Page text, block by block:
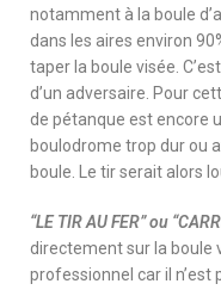
notamment à la boule
dans les aires environ
taper la boule visée.
d’un adversaire. Pour
de pétanque est encore
boulodrome trop dur ou
boule. Le tir serait alors
“LE TIR AU FER” ou
directement sur la boule
professionnel car il